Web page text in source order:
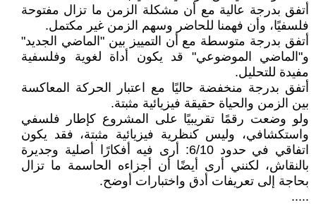
أتفق بدرجة عالية مع أن مشكلة الزمن ما تزال مفتوحة
فلسفيًا، وأن فهمنا للحاضر وسهم الزمن غير مكتمل.
أتفق بدرجة متوسطة مع أن التمييز بين "الماضي الجديد"
و"الماضي الموضوعي" قد يكون أداة لغوية وفلسفية
مفيدة للتحليل.
أتفق بدرجة منخفضة حاليًا مع اعتبار الحركة المعاكسة
بين الزمن والحياة حقيقة فيزيائية مثبتة.
ولو وضعت رقمًا تقريبيًا على المشروع كإطار فلسفي
واستكشافي، وليس كنظرية فيزيائية مثبتة، فقد يكون
اتفاقي في حدود 6/10: أرى فيه أفكارًا أصلية وجديرة
بالنقاش، لكنني أرى أيضًا أن أجزاءه الحاسمة ما تزال
بحاجة إلى تعريفات أدق واختبارات أوضح.
.....